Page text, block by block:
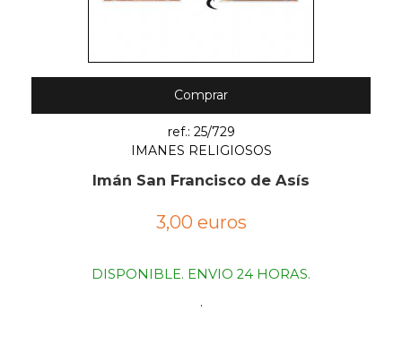
Comprar
ref.: 25/729
IMANES RELIGIOSOS
Imán San Francisco de Asís
3,00 euros
DISPONIBLE. ENVIO 24 HORAS.
.